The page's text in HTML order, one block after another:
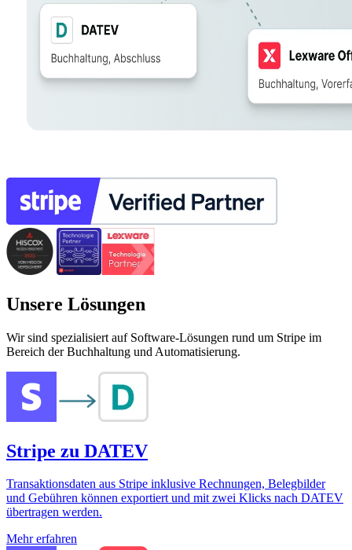
Unsere Lösungen
Wir sind spezialisiert auf Software-Lösungen rund um Stripe im
Bereich der Buchhaltung und Automatisierung.
Stripe zu DATEV
Transaktionsdaten aus Stripe inklusive Rechnungen, Belegbilder
und Gebühren können exportiert und mit zwei Klicks nach DATEV
übertragen werden.
Mehr erfahren